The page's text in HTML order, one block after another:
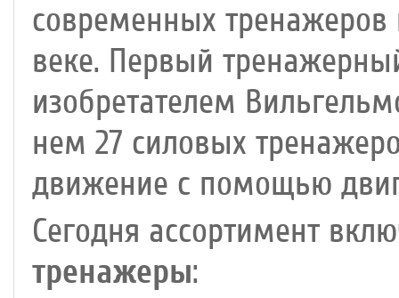
современных тренажеров
веке. Первый
изобретателем
нем 27 силовых
движение с помощью
Сегодня ассортимент
тренажеры: